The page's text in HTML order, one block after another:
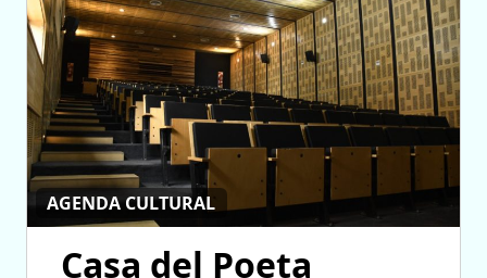
AGENDA CULTURAL
Casa del Poeta